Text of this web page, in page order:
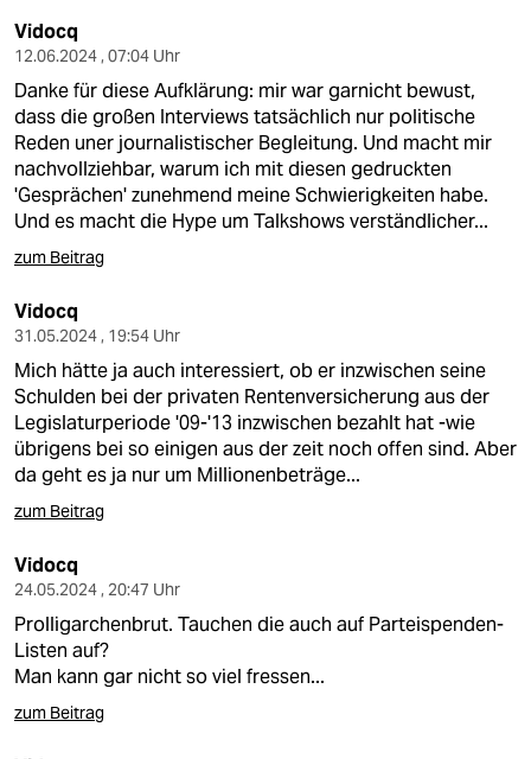
Vidocq
12.06.2024 , 07:04 Uhr
Danke für diese Aufklärung: mir war garnicht bewust,
dass die großen Interviews tatsächlich nur politische
Reden uner journalistischer Begleitung. Und macht mir
nachvollziehbar, warum ich mit diesen gedruckten
'Gesprächen' zunehmend meine Schwierigkeiten habe.
Und es macht die Hype um Talkshows verständlicher...
zum Beitrag
Vidocq
31.05.2024 , 19:54 Uhr
Mich hätte ja auch interessiert, ob er inzwischen seine
Schulden bei der privaten Rentenversicherung aus der
Legislaturperiode '09-'13 inzwischen bezahlt hat -wie
übrigens bei so einigen aus der zeit noch offen sind. Aber
da geht es ja nur um Millionenbeträge...
zum Beitrag
Vidocq
24.05.2024 , 20:47 Uhr
Prolligarchenbrut. Tauchen die auch auf Parteispenden-
Listen auf?
Man kann gar nicht so viel fressen...
zum Beitrag